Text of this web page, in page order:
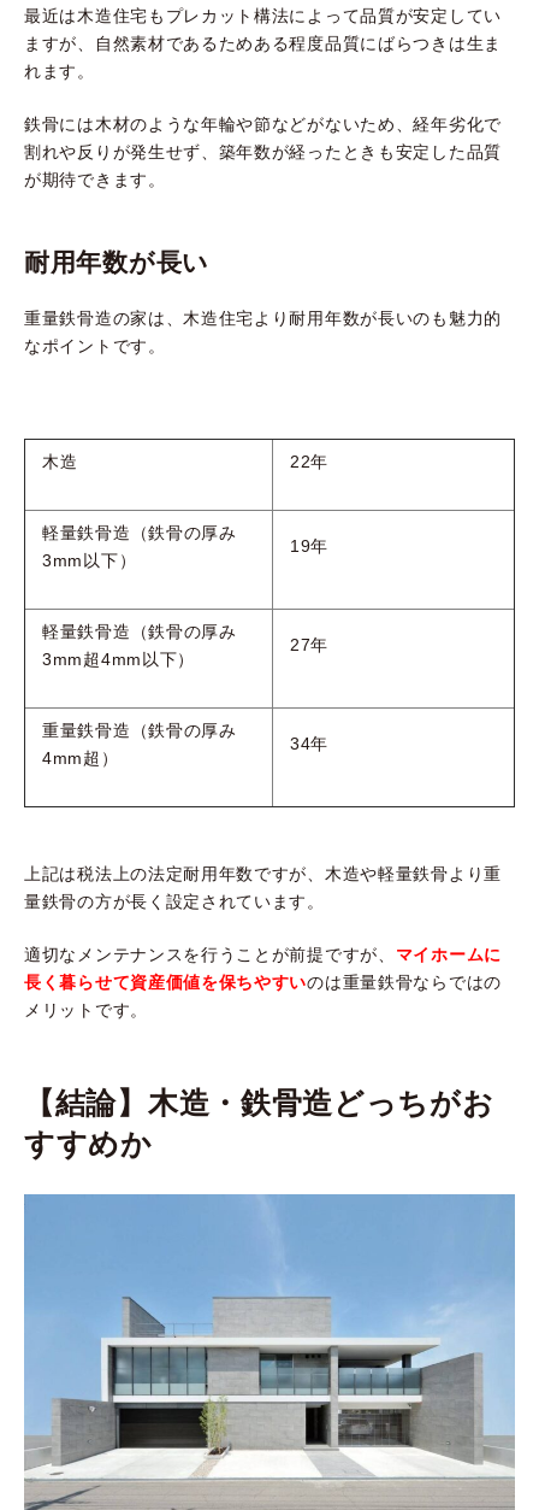
最近は木造住宅もプレカット構法によって品質が安定してい
ますが、自然素材であるためある程度品質にばらつきは生ま
れます。
鉄骨には木材のような年輪や節などがないため、経年劣化で
割れや反りが発生せず、築年数が経ったときも安定した品質
が期待できます。
耐用年数が長い
重量鉄骨造の家は、木造住宅より耐用年数が長いのも魅力的
なポイントです。
木造 22年
軽量鉄骨造（鉄骨の厚み
3mm以下）
19年
軽量鉄骨造（鉄骨の厚み
3mm超4mm以下）
27年
重量鉄骨造（鉄骨の厚み
4mm超）
34年
上記は税法上の法定耐用年数ですが、木造や軽量鉄骨より重
量鉄骨の方が長く設定されています。
適切なメンテナンスを行うことが前提ですが、 マイホームに
長く暮らせて資産価値を保ちやすいのは重量鉄骨ならではの
メリットです。
【結論】木造・鉄骨造どっちがお
すすめか